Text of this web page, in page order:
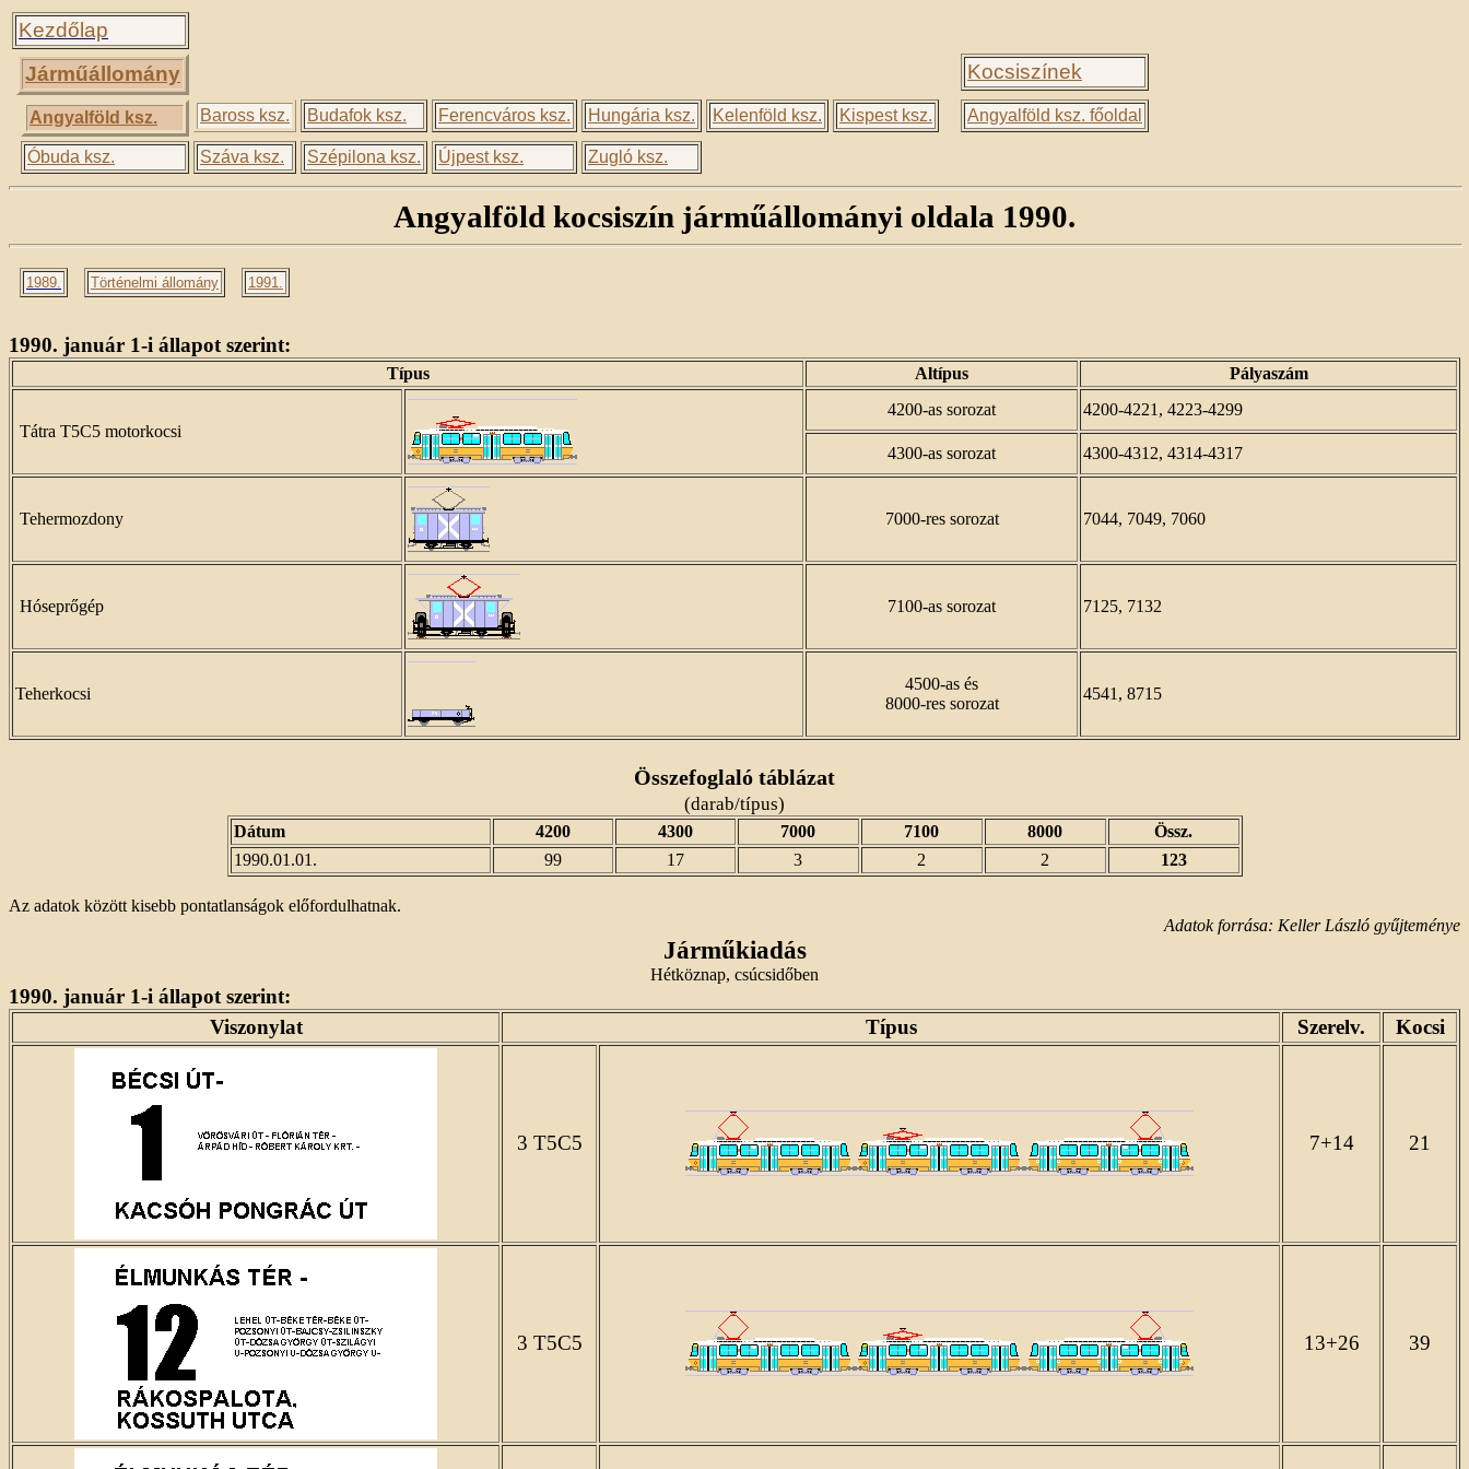
Kezdőlap
Járműállomány
Kocsiszínek
Angyalföld ksz. Baross ksz. Budafok ksz. Ferencváros ksz. Hungária ksz. Kelenföld ksz. Kispest ksz. Angyalföld ksz. főoldal
Óbuda ksz. Száva ksz. Szépilona ksz. Újpest ksz. Zugló ksz.
Angyalföld kocsiszín járműállományi oldala 1990.
1989. Történelmi állomány 1991.
1990. január 1-i állapot szerint:
Típus Altípus Pályaszám
Tátra T5C5 motorkocsi
4200-as sorozat 4200-4221, 4223-4299
4300-as sorozat 4300-4312, 4314-4317
Tehermozdony 7000-res sorozat 7044, 7049, 7060
Hóseprőgép 7100-as sorozat 7125, 7132
Teherkocsi
4500-as és
8000-res sorozat
4541, 8715
Összefoglaló táblázat
(darab/típus)
Dátum 4200 4300 7000 7100 8000
Össz.
1990.01.01.
99 17 3 2 2 123
Az adatok között kisebb pontatlanságok előfordulhatnak.
Adatok forrása: Keller László gyűjteménye
Járműkiadás
Hétköznap, csúcsidőben
1990. január 1-i állapot szerint:
Viszonylat
Típus Szerelv. Kocsi
3 T5C5 7+14 21
3 T5C5 13+26 39